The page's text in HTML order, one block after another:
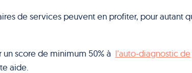
de services peuvent en profiter, pour autant
score de minimum 50% à l’auto-diagnostic de
aide.